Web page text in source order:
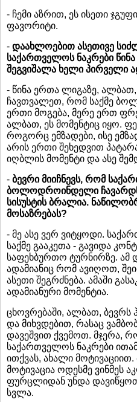
- ჩემი აზრით, ეს ისეთი
ფავორიტი.
- დაახლოებით ასეთივე
საქართველოს ნაკრები
შეგვიშალა ხელი პირველი
- წინა ერთა ლიგაზე,
ჩავთვალეთ, რომ საქმე
ერთი მოგება, მერე ერთ
ალბათ, ეს მომენტიც იყო.
როგორც ემზადები, ისე
არის ერთი შეხედვით პატარა
იღბლის მომენტი და ასე
- ბევრი მიიჩნევს, რომ
ბოლოდროინდელი
სისუსტის ბრალია.
მოსაზრებას?
- მე ასე ვერ ვიტყოდი.
საქმე გააკეთა - გავიდა
საფეხბურთო ტურნირზე.
ადამიანიც რომ ავიღოთ,
ასეთი შეგრძნება. ამაში
ადამიანური მომენტია.
ცხოვრებაში, ალბათ, ბევრს
და მიხვდებით, რასაც
დავეშვით ქვემოთ. მჯერა,
საქართველოს ნაკრები
ითქვას, ახალი
მოტივაცია ოდესმე
ფურცლიდან უნდა დავიწყოთ
სვლა.